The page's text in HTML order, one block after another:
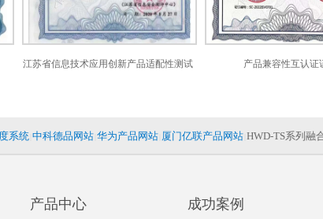
江苏省信息技术应用创新产品适配性测试 产品兼容性互认证证书
系统 中科德品网站 华为产品网站 厦门亿联产品网站 HWD-TS系列融
产品中心 成功案例